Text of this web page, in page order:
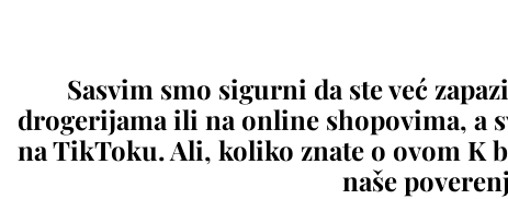
Sasvim smo sigurni da ste već
drogerijama ili na online shopovima, a
na TikToku. Ali, koliko znate o ovom K
naše